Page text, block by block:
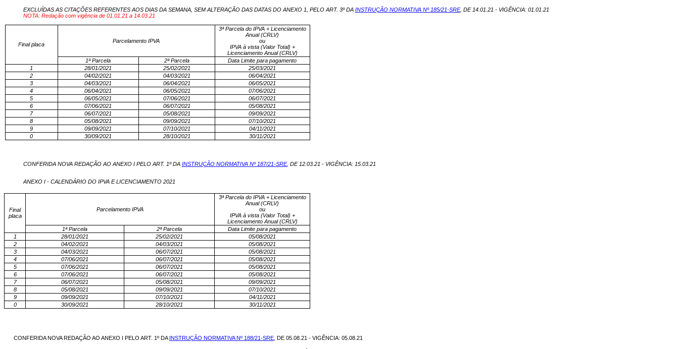
EXCLUÍDAS AS CITAÇÕES REFERENTES AOS DIAS DA SEMANA, SEM ALTERAÇÃO DAS DATAS DO ANEXO 1, PELO ART. 3º DA INSTRUÇÃO NORMATIVA Nº 185/21-SRE, DE 14.01.21 - VIGÊNCIA: 01.01.21
NOTA: Redação com vigência de 01.01.21 a 14.03.21
Final placa
Parcelamento IPVA
3ª Parcela do IPVA + Licenciamento
Anual (CRLV)
ou
IPVA à vista (Valor Total) +
Licenciamento Anual (CRLV)
1ª Parcela
2ª Parcela
Data Limite para pagamento
1
28/01/2021 25/02/2021
25/03/2021
2
04/02/2021 04/03/2021
06/04/2021
3
04/03/2021 06/04/2021
06/05/2021
4
06/04/2021 06/05/2021
07/06/2021
5
06/05/2021 07/06/2021
06/07/2021
6
07/06/2021 06/07/2021
05/08/2021
7
06/07/2021 05/08/2021
09/09/2021
8
05/08/2021 09/09/2021
07/10/2021
9
09/09/2021 07/10/2021
04/11/2021
0
30/09/2021 28/10/2021 30/11/2021
CONFERIDA NOVA REDAÇÃO AO ANEXO I PELO ART. 1º DA INSTRUÇÃO NORMATIVA Nº 187/21-SRE, DE 12.03.21 - VIGÊNCIA: 15.03.21
ANEXO I - CALENDÁRIO DO IPVA E LICENCIAMENTO 2021
Final
placa
Parcelamento IPVA
3ª Parcela do IPVA + Licenciamento
Anual (CRLV)
ou
IPVA à vista (Valor Total) +
Licenciamento Anual (CRLV)
1ª Parcela
2ª Parcela
Data Limite para pagamento
1
28/01/2021 25/02/2021
05/08/2021
2
04/02/2021 04/03/2021
05/08/2021
3
04/03/2021 06/07/2021
05/08/2021
4
07/06/2021 06/07/2021
05/08/2021
5
07/06/2021 06/07/2021
05/08/2021
6
07/06/2021 06/07/2021
05/08/2021
7
06/07/2021 05/08/2021
09/09/2021
8
05/08/2021 09/09/2021
07/10/2021
9
09/09/2021 07/10/2021
04/11/2021
0
30/09/2021 28/10/2021 30/11/2021
CONFERIDA NOVA REDAÇÃO AO ANEXO I PELO ART. 1º DA INSTRUÇÃO NORMATIVA Nº 188/21-SRE, DE 05.08.21 - VIGÊNCIA: 05.08.21